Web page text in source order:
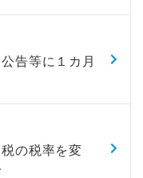
告等に１カ月
の税率を変